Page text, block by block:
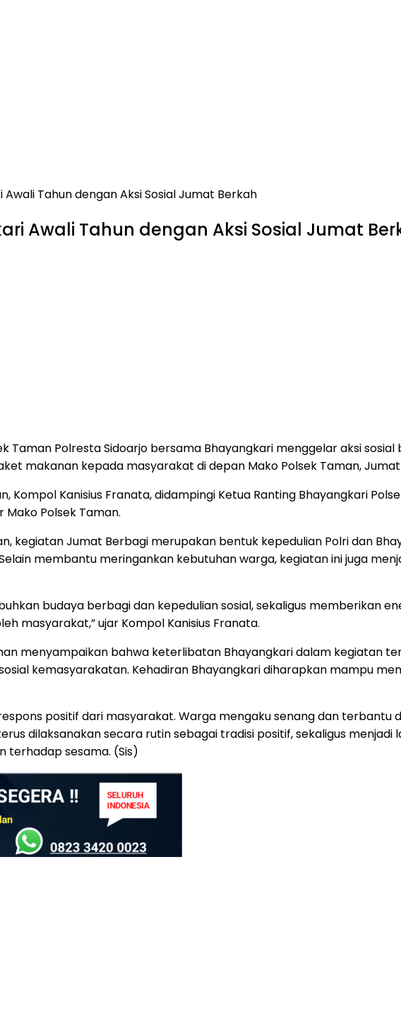
Tahun dengan Aksi Sosial Jumat Berkah
Awali Tahun dengan Aksi Sosial Jumat
Taman Polresta Sidoarjo bersama Bhayangkari menggelar aksi
makanan kepada masyarakat di depan Mako Polsek Taman,
Kompol Kanisius Franata, didampingi Ketua Ranting Bhayangkari
Polsek Taman.
kegiatan Jumat Berbagi merupakan bentuk kepedulian Polri dan
membantu meringankan kebutuhan warga, kegiatan ini juga
budaya berbagi dan kepedulian sosial, sekaligus memberikan
masyarakat,” ujar Kompol Kanisius Franata.
menyampaikan bahwa keterlibatan Bhayangkari dalam kegiatan
kemasyarakatan. Kehadiran Bhayangkari diharapkan mampu
positif dari masyarakat. Warga mengaku senang dan terbantu
dilaksanakan secara rutin sebagai tradisi positif, sekaligus
terhadap sesama. (Sis)